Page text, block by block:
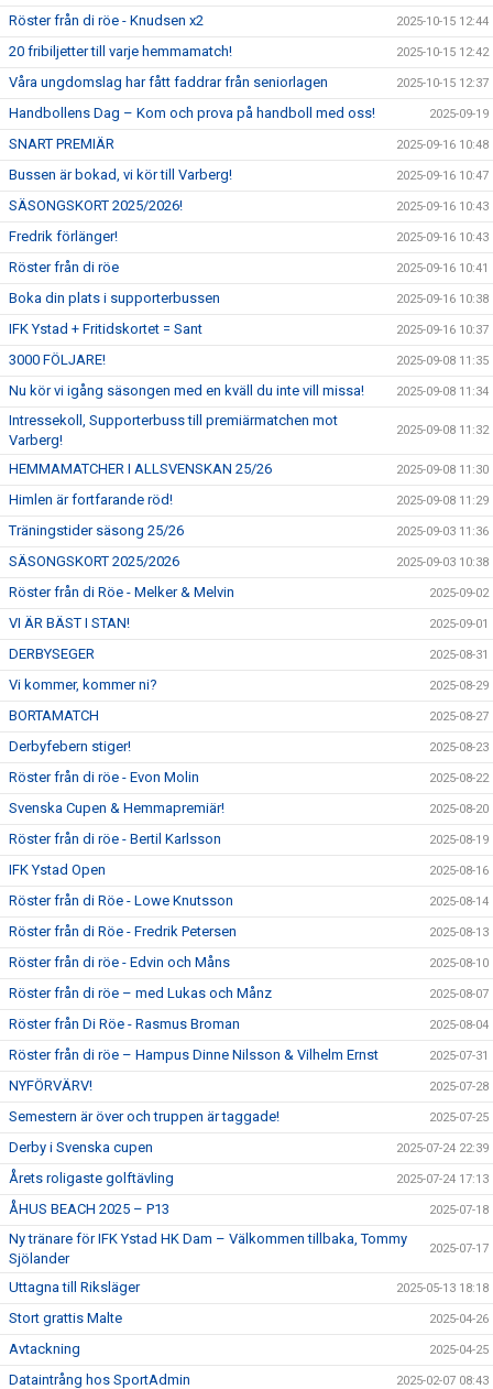
Röster från di röe - Knudsen x2 2025-10-15 12:44
20 fribiljetter till varje hemmamatch! 2025-10-15 12:42
Våra ungdomslag har fått faddrar från seniorlagen 2025-10-15 12:37
Handbollens Dag – Kom och prova på handboll med oss! 2025-09-19
SNART PREMIÄR 2025-09-16 10:48
Bussen är bokad, vi kör till Varberg! 2025-09-16 10:47
SÄSONGSKORT 2025/2026! 2025-09-16 10:43
Fredrik förlänger! 2025-09-16 10:43
Röster från di röe 2025-09-16 10:41
Boka din plats i supporterbussen 2025-09-16 10:38
IFK Ystad + Fritidskortet = Sant 2025-09-16 10:37
3000 FÖLJARE! 2025-09-08 11:35
Nu kör vi igång säsongen med en kväll du inte vill missa! 2025-09-08 11:34
Intressekoll, Supporterbuss till premiärmatchen mot
Varberg!
2025-09-08 11:32
HEMMAMATCHER I ALLSVENSKAN 25/26 2025-09-08 11:30
Himlen är fortfarande röd! 2025-09-08 11:29
Träningstider säsong 25/26 2025-09-03 11:36
SÄSONGSKORT 2025/2026 2025-09-03 10:38
Röster från di Röe - Melker & Melvin 2025-09-02
VI ÄR BÄST I STAN! 2025-09-01
DERBYSEGER 2025-08-31
Vi kommer, kommer ni? 2025-08-29
BORTAMATCH 2025-08-27
Derbyfebern stiger! 2025-08-23
Röster från di röe - Evon Molin 2025-08-22
Svenska Cupen & Hemmapremiär! 2025-08-20
Röster från di röe - Bertil Karlsson 2025-08-19
IFK Ystad Open 2025-08-16
Röster från di Röe - Lowe Knutsson 2025-08-14
Röster från di Röe - Fredrik Petersen 2025-08-13
Röster från di röe - Edvin och Måns 2025-08-10
Röster från di röe – med Lukas och Månz 2025-08-07
Röster från Di Röe - Rasmus Broman 2025-08-04
Röster från di röe – Hampus Dinne Nilsson & Vilhelm Ernst 2025-07-31
NYFÖRVÄRV! 2025-07-28
Semestern är över och truppen är taggade! 2025-07-25
Derby i Svenska cupen 2025-07-24 22:39
Årets roligaste golftävling 2025-07-24 17:13
ÅHUS BEACH 2025 – P13 2025-07-18
Ny tränare för IFK Ystad HK Dam – Välkommen tillbaka, Tommy
Sjölander
2025-07-17
Uttagna till Riksläger 2025-05-13 18:18
Stort grattis Malte 2025-04-26
Avtackning 2025-04-25
Dataintrång hos SportAdmin 2025-02-07 08:43